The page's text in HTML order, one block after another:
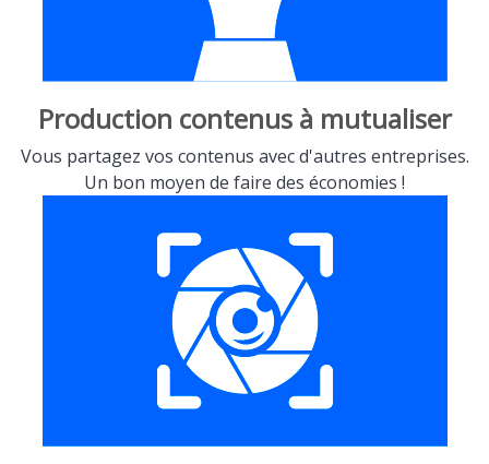
Production contenus à mutualiser
Vous partagez vos contenus avec d'autres entreprises.
Un bon moyen de faire des économies !